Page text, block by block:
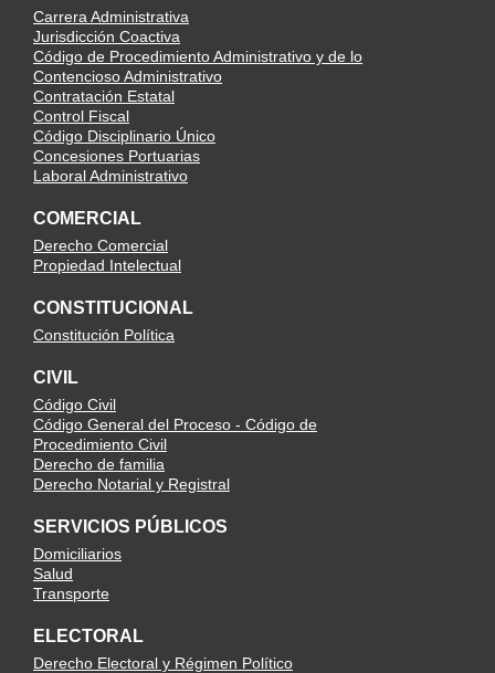
Carrera Administrativa
Jurisdicción Coactiva
Código de Procedimiento Administrativo y de lo
Contencioso Administrativo
Contratación Estatal
Control Fiscal
Código Disciplinario Único
Concesiones Portuarias
Laboral Administrativo
COMERCIAL
Derecho Comercial
Propiedad Intelectual
CONSTITUCIONAL
Constitución Política
CIVIL
Código Civil
Código General del Proceso - Código de
Procedimiento Civil
Derecho de familia
Derecho Notarial y Registral
SERVICIOS PÚBLICOS
Domiciliarios
Salud
Transporte
ELECTORAL
Derecho Electoral y Régimen Político